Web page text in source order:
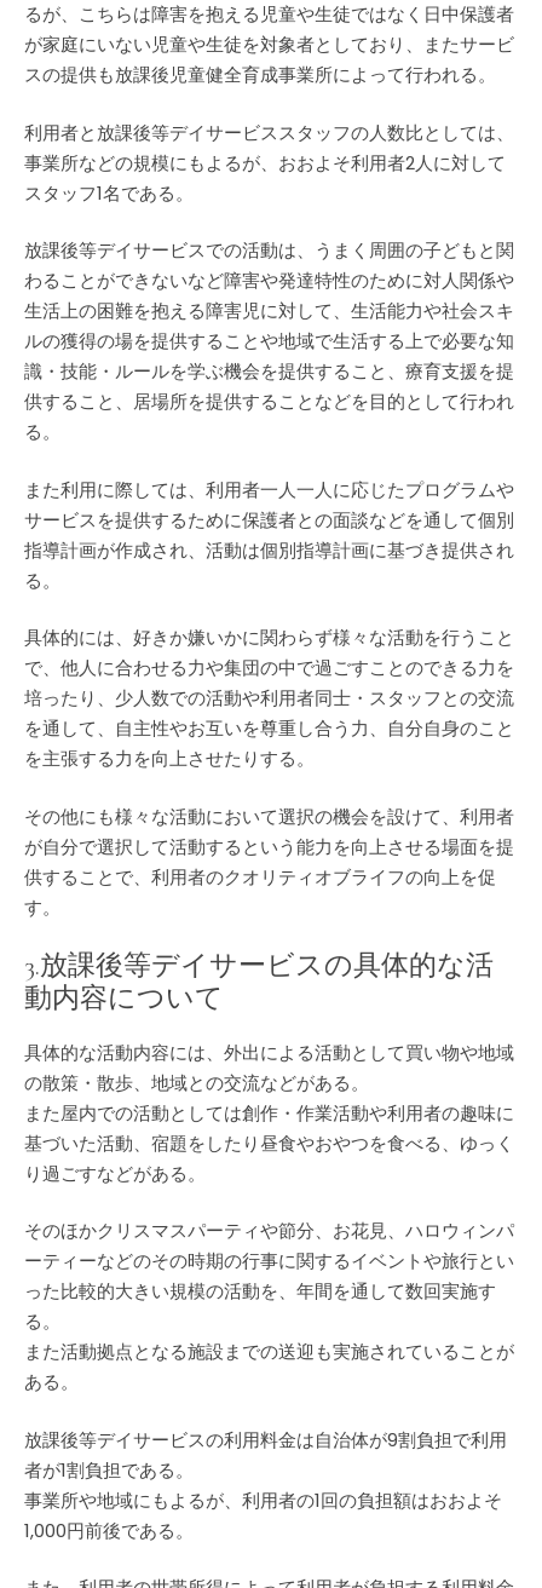
るが、こちらは障害を抱える児童や生徒ではなく日中保護者
が家庭にいない児童や生徒を対象者としており、またサービ
スの提供も放課後児童健全育成事業所によって行われる。
利用者と放課後等デイサービススタッフの人数比としては、
事業所などの規模にもよるが、おおよそ利用者2人に対して
スタッフ1名である。
放課後等デイサービスでの活動は、うまく周囲の子どもと関
わることができないなど障害や発達特性のために対人関係や
生活上の困難を抱える障害児に対して、生活能力や社会スキ
ルの獲得の場を提供することや地域で生活する上で必要な知
識・技能・ルールを学ぶ機会を提供すること、療育支援を提
供すること、居場所を提供することなどを目的として行われ
る。
また利用に際しては、利用者一人一人に応じたプログラムや
サービスを提供するために保護者との面談などを通して個別
指導計画が作成され、活動は個別指導計画に基づき提供され
る。
具体的には、好きか嫌いかに関わらず様々な活動を行うこと
で、他人に合わせる力や集団の中で過ごすことのできる力を
培ったり、少人数での活動や利用者同士・スタッフとの交流
を通して、自主性やお互いを尊重し合う力、自分自身のこと
を主張する力を向上させたりする。
その他にも様々な活動において選択の機会を設けて、利用者
が自分で選択して活動するという能力を向上させる場面を提
供することで、利用者のクオリティオブライフの向上を促
す。
3.放課後等デイサービスの具体的な活
動内容について
具体的な活動内容には、外出による活動として買い物や地域
の散策・散歩、地域との交流などがある。
また屋内での活動としては創作・作業活動や利用者の趣味に
基づいた活動、宿題をしたり昼食やおやつを食べる、ゆっく
り過ごすなどがある。
そのほかクリスマスパーティや節分、お花見、ハロウィンパ
ーティーなどのその時期の行事に関するイベントや旅行とい
った比較的大きい規模の活動を、年間を通して数回実施す
る。
また活動拠点となる施設までの送迎も実施されていることが
ある。
放課後等デイサービスの利用料金は自治体が9割負担で利用
者が1割負担である。
事業所や地域にもよるが、利用者の1回の負担額はおおよそ
1,000円前後である。